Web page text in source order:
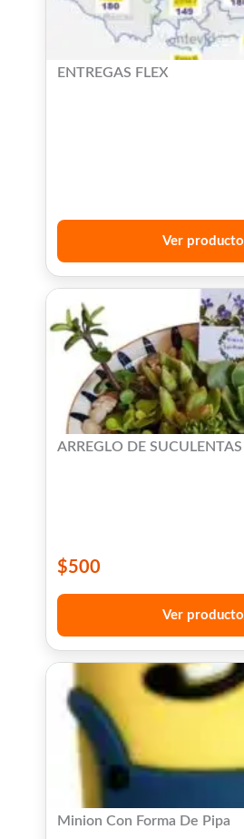
ENTREGAS FLEX
Ver producto
ARREGLO DE SUCULENTAS
$500
Ver producto
Minion Con Forma De Pipa